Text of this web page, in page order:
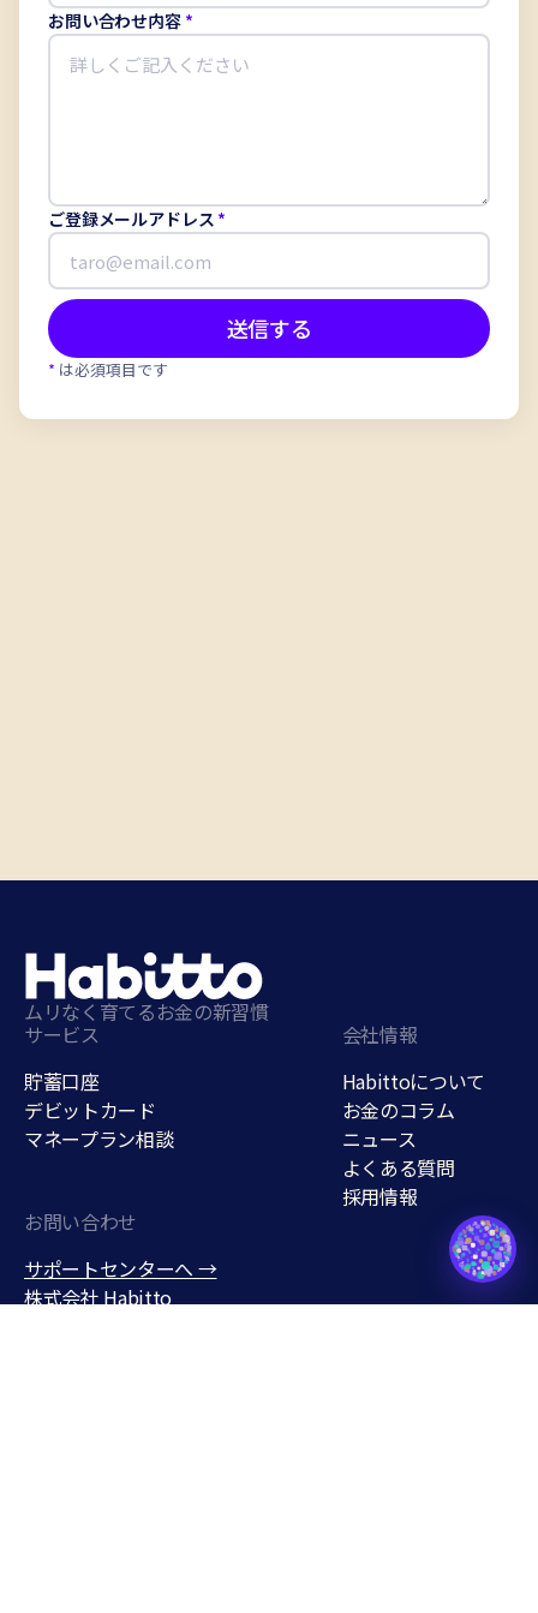
貯蓄口座
support@habitto.com
お問い合わせ内容*
ご登録メールアドレス *
* は必須項目です
送信する
ムリなく育てるお金の新習慣
サービス
貯蓄口座
デビットカード
マネープラン相談
会社情報
Habittoについて
お金のコラム
ニュース
よくある質問
採用情報
お問い合わせ
サポートセンターへ →
株式会社 Habitto